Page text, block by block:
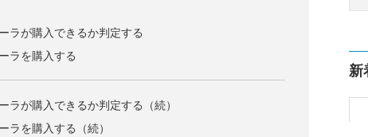
が購入できるか判定する
ラを購入する
が購入できるか判定する（続）
を購入する（続）
新